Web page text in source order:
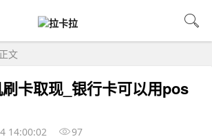
文
卡取现_银行卡可以用pos
14:00:02 97